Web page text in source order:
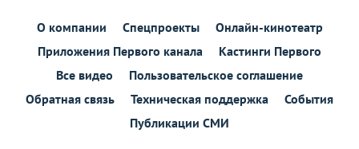
О компании Спецпроекты
Онлайн-кинотеатр
Приложения Первого канала
Кастинги Первого
Все видео
Пользовательское соглашение
Обратная связь
Техническая поддержка
События
Публикации СМИ